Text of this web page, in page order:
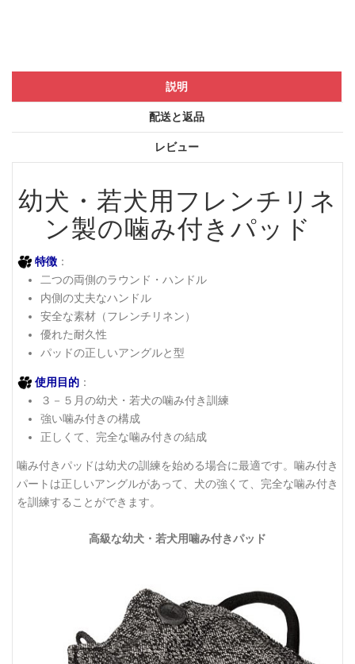
説明
配送と返品
レビュー
幼犬・若犬用フレンチリネ
ン製の噛み付きパッド
特徴 ：
二つの両側のラウンド・ハンドル
内側の丈夫なハンドル
安全な素材（フレンチリネン）
優れた耐久性
パッドの正しいアングルと型
使用目的 ：
３－５月の幼犬・若犬の噛み付き訓練
強い噛み付きの構成
正しくて、完全な噛み付きの結成
噛み付きパッドは幼犬の訓練を始める場合に最適です。噛み付き
パートは正しいアングルがあって、犬の強くて、完全な噛み付き
を訓練することができます。
高級な幼犬・若犬用噛み付きパッド